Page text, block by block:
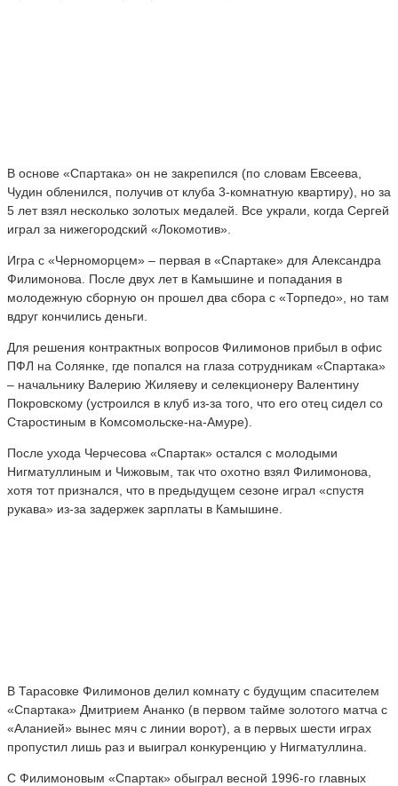
В основе «Спартака» он не закрепился (по словам Евсеева,
Чудин обленился, получив от клуба 3-комнатную квартиру), но за
5 лет взял несколько золотых медалей. Все украли, когда Сергей
играл за нижегородский «Локомотив».
Игра с «Черноморцем» – первая в «Спартаке» для Александра
Филимонова. После двух лет в Камышине и попадания в
молодежную сборную он прошел два сбора с «Торпедо», но там
вдруг кончились деньги.
Для решения контрактных вопросов Филимонов прибыл в офис
ПФЛ на Солянке, где попался на глаза сотрудникам «Спартака»
– начальнику Валерию Жиляеву и селекционеру Валентину
Покровскому (устроился в клуб из-за того, что его отец сидел со
Старостиным в Комсомольске-на-Амуре).
После ухода Черчесова «Спартак» остался с молодыми
Нигматуллиным и Чижовым, так что охотно взял Филимонова,
хотя тот признался, что в предыдущем сезоне играл «спустя
рукава» из-за задержек зарплаты в Камышине.
В Тарасовке Филимонов делил комнату с будущим спасителем
«Спартака» Дмитрием Ананко (в первом тайме золотого матча с
«Аланией» вынес мяч с линии ворот), а в первых шести играх
пропустил лишь раз и выиграл конкуренцию у Нигматуллина.
С Филимоновым «Спартак» обыграл весной 1996-го главных